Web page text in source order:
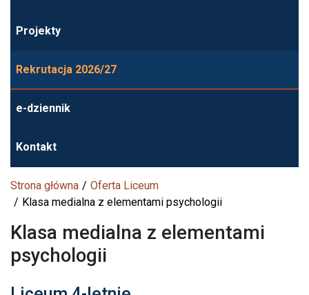
Projekty
Rekrutacja 2026/27
e-dziennik
Kontakt
Strona główna
Oferta Liceum
Klasa medialna z elementami psychologii
Klasa medialna z elementami
psychologii